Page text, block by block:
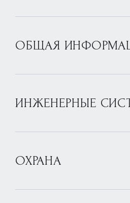
ОБЩАЯ
ИНЖЕНЕРНЫЕ
ОХРАНА